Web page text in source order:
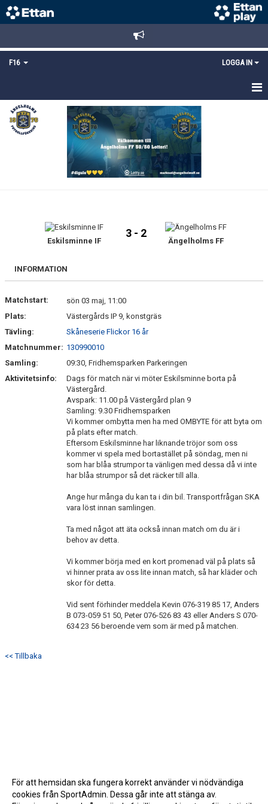
F16 LOGGA IN
HEM
NYHETER
DOKUMENT
BILDGALLERI
PLANSKISS FRIDHEMSPARKEN
Eskilsminne IF
3 - 2
Ängelholms FF
INFORMATION
Matchstart:
sön 03 maj, 11:00
Plats:
Västergårds IP 9, konstgräs
Tävling:
Skåneserie Flickor 16 år
Matchnummer: 130990010
Samling:
09:30, Fridhemsparken Parkeringen
Aktivitetsinfo:
Dags för match när vi möter Eskilsminne borta på
Västergård.
Avspark: 11.00 på Västergård plan 9
Samling: 9.30 Fridhemsparken
Vi kommer ombytta men ha med OMBYTE för att byta om
på plats efter match.
Eftersom Eskilsminne har liknande tröjor som oss
kommer vi spela med bortastället på söndag, men ni
som har blåa strumpor ta vänligen med dessa då vi inte
har blåa strumpor så det räcker till alla.
Ange hur många du kan ta i din bil. Transportfrågan SKA
vara löst innan samlingen.
Ta med något att äta också innan match om du är i
behov av detta.
Vi kommer börja med en kort promenad väl på plats så
vi hinner prata av oss lite innan match, så har kläder och
skor för detta.
Vid sent förhinder meddela Kevin 076-319 85 17, Anders
B 073-059 51 50, Peter 076-526 83 43 eller Anders S 070-
634 23 56 beroende vem som är med på matchen.
<< Tillbaka
För att hemsidan ska fungera korrekt använder vi nödvändiga
cookies från SportAdmin. Dessa går inte att stänga av.